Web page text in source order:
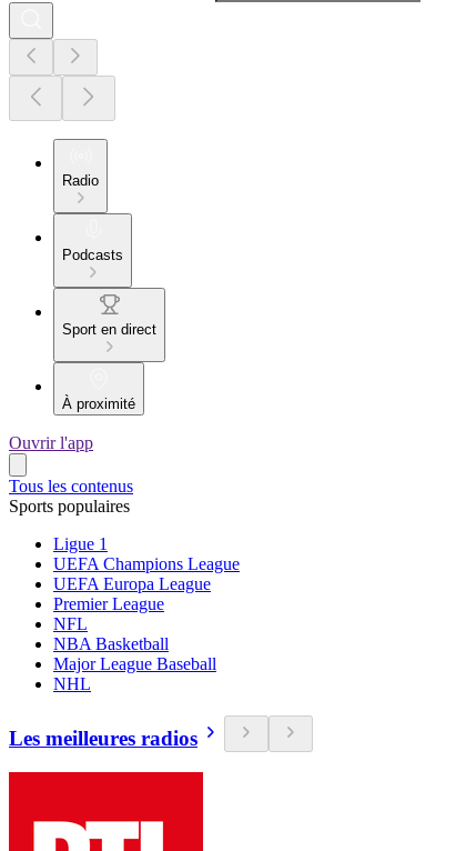
Radio
Podcasts
Sport en direct
À proximité
Ouvrir l'app
Tous les contenus
Sports populaires
Ligue 1
UEFA Champions League
UEFA Europa League
Premier League
NFL
NBA Basketball
Major League Baseball
NHL
Les meilleures radios